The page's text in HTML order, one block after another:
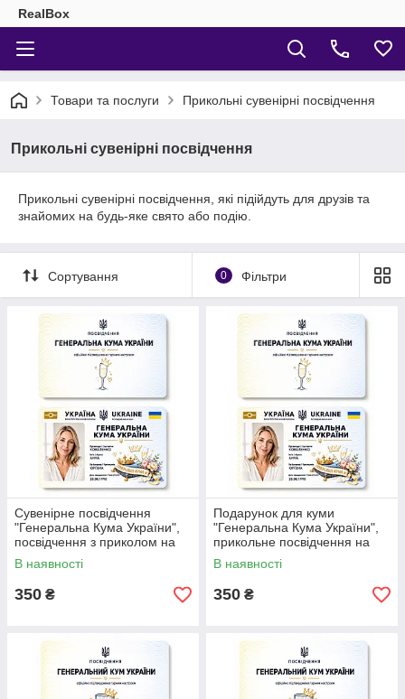
RealBox
Товари та послуги Прикольні сувенірні посвідчення
Прикольні сувенірні посвідчення
Прикольні сувенірні посвідчення, які підійдуть для друзів та
знайомих на будь-яке свято або подію.
Сортування 0 Фільтри
Сувенірне посвідчення
"Генеральна Кума України",
посвідчення з приколом на
подарунок для куми.
В наявності
350 ₴
Подарунок для куми
"Генеральна Кума України",
прикольне посвідчення на
подарунок.
В наявності
350 ₴